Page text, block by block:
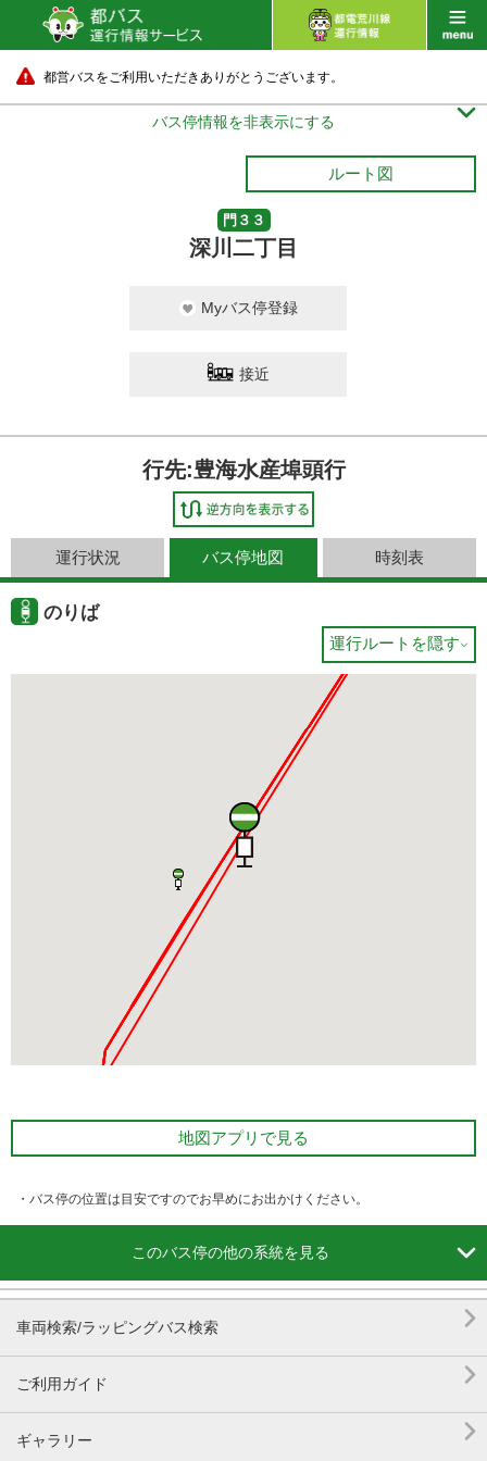
都営バスをご利用いただきありがとうございます。
バス停情報を非表示にする 
ルート図
門３３
深川二丁目
Myバス停登録
接近
行先:豊海水産埠頭行
運行状況 バス停地図 時刻表
のりば
運行ルートを隠す
地図アプリで見る
・バス停の位置は目安ですのでお早めにお出かけください。
このバス停の他の系統を見る 
車両検索/ラッピングバス検索 
ご利用ガイド 
ギャラリー 